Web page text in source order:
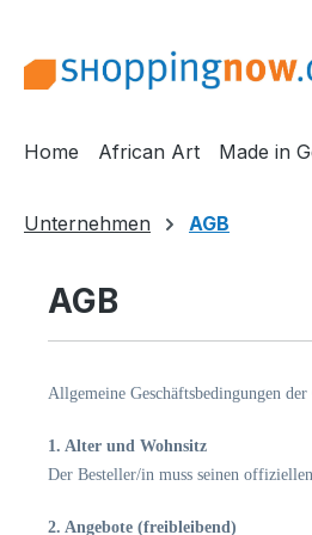
Home African Art Made in
Unternehmen AGB
AGB
Allgemeine Geschäftsbedingungen
1. Alter und Wohnsitz
Der Besteller/in muss seinen
2. Angebote (freibleibend)